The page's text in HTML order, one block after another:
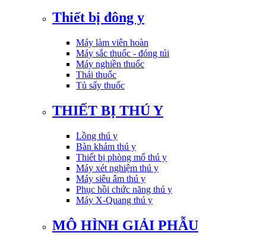
Thiết bị đông y
Máy làm viên hoàn
Máy sắc thuốc - đóng túi
Máy nghiền thuốc
Thái thuốc
Tủ sấy thuốc
THIẾT BỊ THÚ Y
Lồng thú y
Bàn khám thú y
Thiết bị phòng mổ thú y
Máy xét nghiệm thú y
Máy siêu âm thú y
Phục hồi chức năng thú y
Máy X-Quang thú y
MÔ HÌNH GIẢI PHẪU